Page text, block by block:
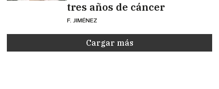
tres años de cáncer
F. JIMÉNEZ
Cargar más